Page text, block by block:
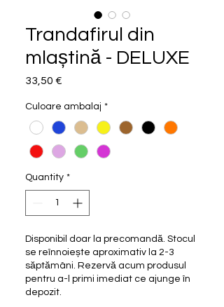
Trandafirul din
mlaștină - DELUXE
33,50 €
Culoare ambalaj *
Quantity *
Disponibil doar la precomandă. Stocul
se reînnoiește aproximativ la 2-3
săptămâni. Rezervă acum produsul
pentru a-l primi imediat ce ajunge în
depozit.